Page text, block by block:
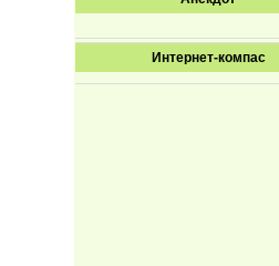
Интернет-компас